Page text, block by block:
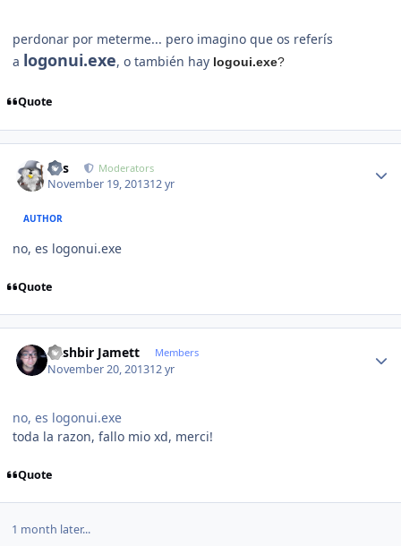
perdonar por meterme... pero imagino que os referís
a logonui.exe, o también hay logoui.exe?
Quote
luis Moderators
November 19, 201312 yr
AUTHOR
no, es logonui.exe
Quote
Kashbir Jamett Members
November 20, 201312 yr
no, es logonui.exe
toda la razon, fallo mio xd, merci!
Quote
1 month later...